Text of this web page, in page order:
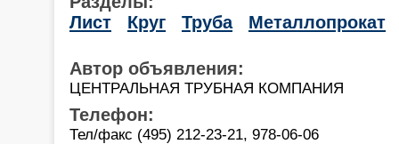
Лист
Круг Труба Металлопрокат
Автор объявления:
ЦЕНТРАЛЬНАЯ ТРУБНАЯ КОМПАНИЯ
Телефон:
Тел/факс (495) 212-23-21, 978-06-06